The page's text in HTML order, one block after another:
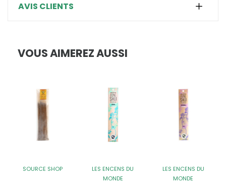
AVIS CLIENTS
VOUS AIMEREZ AUSSI
SOURCE SHOP
LES ENCENS DU
MONDE
LES ENCENS DU
MONDE